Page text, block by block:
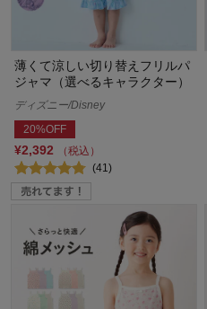
薄くて涼しい切り替えフリルパ
ジャマ（選べるキャラクター）
ディズニー/Disney
20%OFF
¥2,392
（税込）
(41)